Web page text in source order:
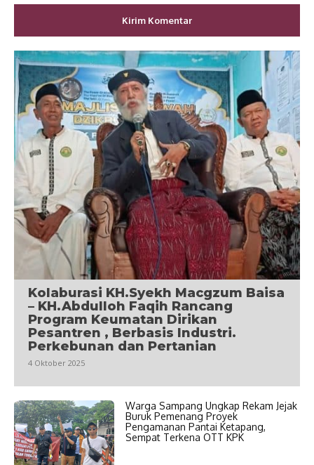
Kolaburasi KH.Syekh Macgzum Baisa
– KH.Abdulloh Faqih Rancang
Program Keumatan Dirikan
Pesantren , Berbasis Industri.
Perkebunan dan Pertanian
4 Oktober 2025
Warga Sampang Ungkap Rekam Jejak
Buruk Pemenang Proyek
Pengamanan Pantai Ketapang,
Sempat Terkena OTT KPK